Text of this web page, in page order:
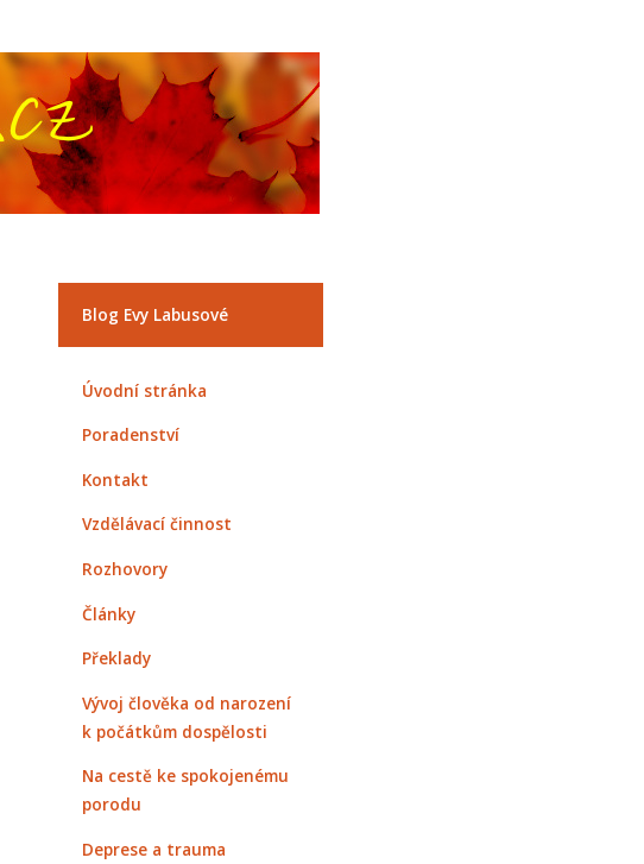
Blog Evy Labusové
Úvodní stránka
Poradenství
Kontakt
Vzdělávací činnost
Rozhovory
Články
Překlady
Vývoj člověka od narození
k počátkům dospělosti
Na cestě ke spokojenému
porodu
Deprese a trauma